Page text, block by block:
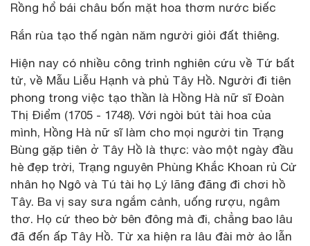
Rồng hổ bái châu bốn mặt hoa thơm nước biếc
Rắn rùa tạo thế ngàn năm người giỏi đất thiêng.
Hiện nay có nhiều công trình nghiên cứu về Tứ bất
tử, về Mẫu Liễu Hạnh và phủ Tây Hồ. Người đi tiên
phong trong việc tạo thần là Hồng Hà nữ sĩ Đoàn
Thị Điểm (1705 - 1748). Với ngòi bút tài hoa của
mình, Hồng Hà nữ sĩ làm cho mọi người tin Trạng
Bùng gặp tiên ở Tây Hồ là thực: vào một ngày đầu
hè đẹp trời, Trạng nguyên Phùng Khắc Khoan rủ Cử
nhân họ Ngô và Tú tài họ Lý lãng đãng đi chơi hồ
Tây. Ba vị say sưa ngắm cảnh, uống rượu, ngâm
thơ. Họ cứ theo bờ bên đông mà đi, chẳng bao lâu
đã đến ấp Tây Hồ. Từ xa hiện ra lâu đài mờ ảo lẫn